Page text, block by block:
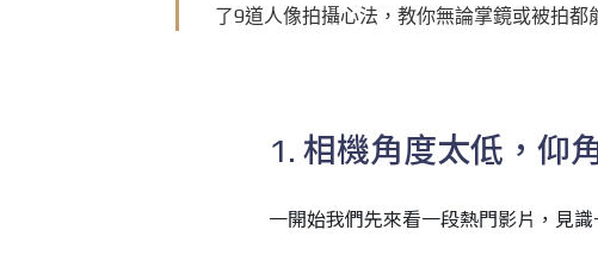
了9道人像拍攝心法，教你無論掌鏡或被拍都
1. 相機角度太低，仰
一開始我們先來看一段熱門影片，見識